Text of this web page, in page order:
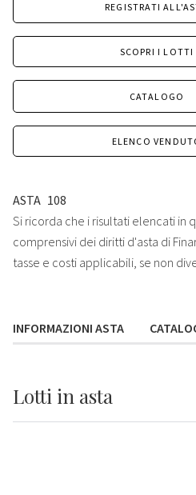
REGISTRATI
SCOPRI I LOTTI
CATALOGO
ELENCO
ASTA 108
Si ricorda che i risultati elencati in
comprensivi dei diritti d'asta di
tasse e costi applicabili, se non
INFORMAZIONI ASTA
Lotti in asta